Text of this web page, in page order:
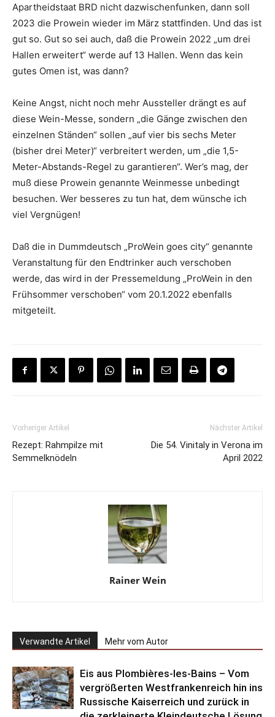
Apartheidstaat BRD nicht dazwischenfunken, dann soll
2023 die Prowein wieder im März stattfinden. Und das ist
gut so. Gut so sei auch, daß die Prowein 2022 „um drei
Hallen erweitert“ werde auf 13 Hallen. Wenn das kein
gutes Omen ist, was dann?
Keine Angst, nicht noch mehr Aussteller drängt es auf
diese Wein-Messe, sondern „die Gänge zwischen den
einzelnen Ständen“ sollen „auf vier bis sechs Meter
(bisher drei Meter)“ verbreitert werden, um „die 1,5-
Meter-Abstands-Regel zu garantieren“. Wer’s mag, der
muß diese Prowein genannte Weinmesse unbedingt
besuchen. Wer besseres zu tun hat, dem wünsche ich
viel Vergnügen!
Daß die in Dummdeutsch „ProWein goes city“ genannte
Veranstaltung für den Endtrinker auch verschoben
werde, das wird in der Pressemeldung „ProWein in den
Frühsommer verschoben“ vom 20.1.2022 ebenfalls
mitgeteilt.
Vorheriger Artikel
Rezept: Rahmpilze mit
Semmelknödeln
Nächster Artikel
Die 54. Vinitaly in Verona im
April 2022
Rainer Wein
Verwandte Artikel Mehr vom Autor
Eis aus Plombières-les-Bains – Vom
vergrößerten Westfrankenreich hin ins
Russische Kaiserreich und zurück in